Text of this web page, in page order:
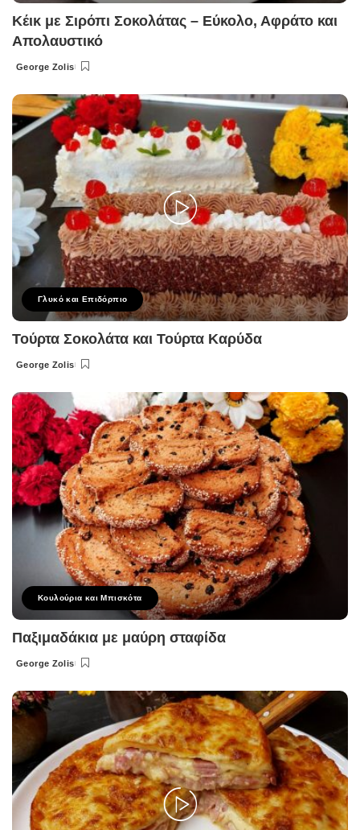
Κέικ με Σιρόπι Σοκολάτας – Εύκολο, Αφράτο και
Απολαυστικό
Posted
George Zolis
Γλυκό και Επιδόρπιο
Τούρτα Σοκολάτα και Τούρτα Καρύδα
Posted
George Zolis
Κουλούρια και Μπισκότα
Παξιμαδάκια με μαύρη σταφίδα
Posted
George Zolis